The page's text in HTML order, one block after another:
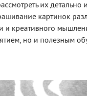
их детально
картинок
и креативного
но и полезным